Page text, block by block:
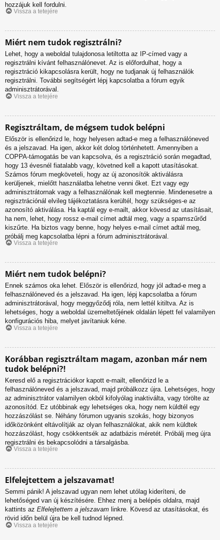
hozzájuk kell fordulni.
Vissza a tetejére
Miért nem tudok regisztrálni?
Lehet, hogy a weboldal tulajdonosa letiltotta az IP-címed vagy a
regisztrálni kívánt felhasználónevet. Az is előfordulhat, hogy a
regisztráció kikapcsolásra került, hogy ne tudjanak új felhasználók
regisztrálni. További segítségért lépj kapcsolatba a fórum egyik
adminisztrátorával.
Vissza a tetejére
Regisztráltam, de mégsem tudok belépni
Először is ellenőrizd le, hogy helyesen adtad-e meg a felhasználóneved
és a jelszavad. Ha igen, akkor két dolog történhetett. Amennyiben a
COPPA-támogatás be van kapcsolva, és a regisztráció során megadtad,
hogy 13 évesnél fiatalabb vagy, követned kell a kapott utasításokat.
Számos fórum megköveteli, hogy az új azonosítók aktiválásra
kerüljenek, mielőtt használatba lehetne venni őket. Ezt vagy egy
adminisztrátornak vagy a felhasználónak kell megtennie. Mindenesetre a
regisztrációnál elvileg tájékoztatásra kerültél, hogy szükséges-e az
azonosító aktiválása. Ha kaptál egy e-mailt, akkor kövesd az utasításait,
ha nem, lehet, hogy rossz e-mail címet adtál meg, vagy a spamszűrőd
kiszűrte. Ha biztos vagy benne, hogy helyes e-mail címet adtál meg,
próbálj meg kapcsolatba lépni a fórum adminisztrátorával.
Vissza a tetejére
Miért nem tudok belépni?
Ennek számos oka lehet. Először is ellenőrizd, hogy jól adtad-e meg a
felhasználóneved és a jelszavad. Ha igen, lépj kapcsolatba a fórum
adminisztrátorával, hogy meggyőződj róla, nem lettél kitiltva. Az is
lehetséges, hogy a weboldal üzemeltetőjének oldalán lépett fel valamilyen
konfigurációs hiba, melyet javítaniuk kéne.
Vissza a tetejére
Korábban regisztráltam magam, azonban már nem
tudok belépni?!
Keresd elő a regisztrációkor kapott e-mailt, ellenőrizd le a
felhasználóneved és a jelszavad, majd próbálkozz újra. Lehetséges, hogy
az adminisztrátor valamilyen okból kifolyólag inaktiválta, vagy törölte az
azonosítód. Ez utóbbinak egy lehetséges oka, hogy nem küldtél egy
hozzászólást se. Néhány fórumon ugyanis szokás, hogy bizonyos
időközönként eltávolítják az olyan felhasználókat, akik nem küldtek
hozzászólást, hogy csökkentsék az adatbázis méretét. Próbálj meg újra
regisztrálni és bekapcsolódni a társalgásba.
Vissza a tetejére
Elfelejtettem a jelszavamat!
Semmi pánik! A jelszavad ugyan nem lehet utólag kideríteni, de
lehetőséged van új készítésére. Ehhez menj a belépés oldalra, majd
kattints az Elfelejtettem a jelszavam linkre. Kövesd az utasításokat, és
rövid időn belül újra be kell tudnod lépned.
Vissza a tetejére